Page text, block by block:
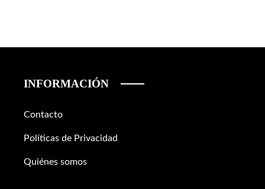
INFORMACIÓN
Contacto
Políticas de Privacidad
Quiénes somos